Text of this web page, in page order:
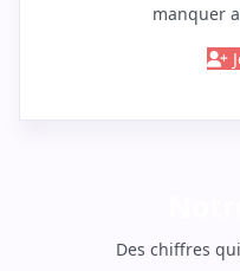
manquer
Des chiffres